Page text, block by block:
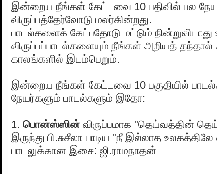
இன்றைய நீங்கள் கேட்டவை 10 பதிவில் பல
விருப்பத்தேர்வோடு மலர்கின்றது.
பாடல்களைக் கேட்பதோடு மட்டும்
விருப்பப்பாடல்களையும் நீங்கள் அறியத்
காலங்களில் இடம்பெறும்.
இன்றைய நீங்கள் கேட்டவை 10 பகுதியில்
நேயர்களும் பாடல்களும் இதோ:
1. பொன்ஸ்ஸின்விருப்பமாக "தெய்வத்தின்
இருந்து பி.சுசீலா பாடிய "நீ இல்லாத
பாடலுக்கான இசை: ஜி.ராமநாதன்